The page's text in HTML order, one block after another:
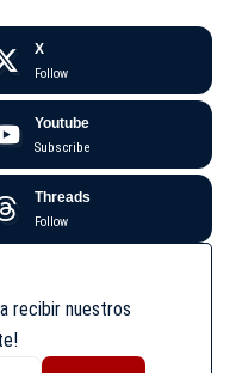
X
Follow
Youtube
Subscribe
Threads
Follow
recibir nuestros